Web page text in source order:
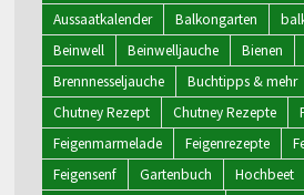
Aussaatkalender
Balkongarten
Beinwell
Beinwelljauche Bienen
Brennnesseljauche
Buchtipps & mehr
Chutney Rezept
Chutney Rezepte
Feigenmarmelade
Feigenrezepte
Feigensenf
Gartenbuch Hochbeet